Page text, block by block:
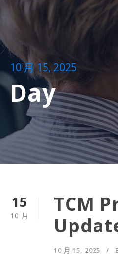
10 月 15, 2025
Day
15
10 月
TCM
10 月 15, 2025